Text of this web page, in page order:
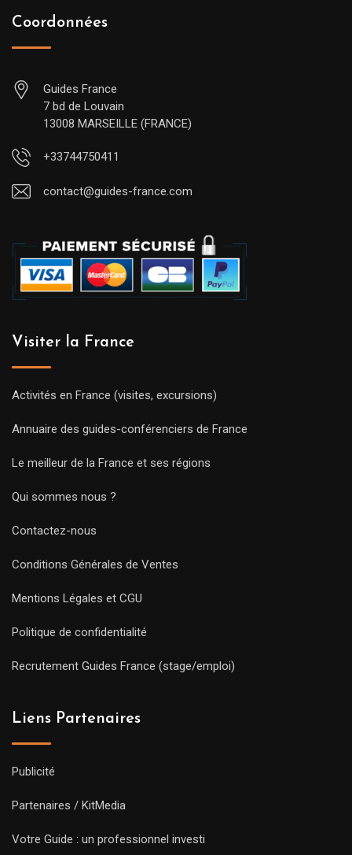
Coordonnées
Guides France
7 bd de Louvain
13008 MARSEILLE (FRANCE)
+33744750411
contact@guides-france.com
Visiter la France
Activités en France (visites, excursions)
Annuaire des guides-conférenciers de France
Le meilleur de la France et ses régions
Qui sommes nous ?
Contactez-nous
Conditions Générales de Ventes
Mentions Légales et CGU
Politique de confidentialité
Recrutement Guides France (stage/emploi)
Liens Partenaires
Publicité
Partenaires / KitMedia
Votre Guide : un professionnel investi